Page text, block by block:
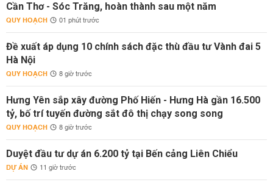
Cần Thơ - Sóc Trăng, hoàn thành sau một năm
QUY HOẠCH 01 phút trước
Đề xuất áp dụng 10 chính sách đặc thù đầu tư Vành đai 5
Hà Nội
QUY HOẠCH 8 giờ trước
Hưng Yên sắp xây đường Phố Hiến - Hưng Hà gần 16.500
tỷ, bố trí tuyến đường sắt đô thị chạy song song
QUY HOẠCH 8 giờ trước
Duyệt đầu tư dự án 6.200 tỷ tại Bến cảng Liên Chiểu
DỰ ÁN 11 giờ trước